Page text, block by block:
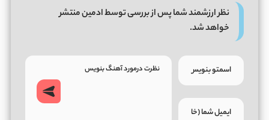
نظر ارزشمند شما پس از بررسی توسط ادمین منتشر
خواهد شد.